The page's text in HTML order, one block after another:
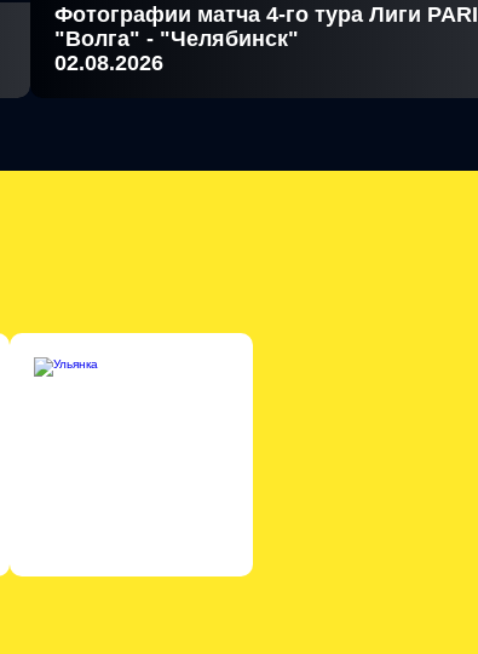
Фотографии матча 4-го тура Лиги PARI
"Волга" - "Челябинск"
02.08.2026